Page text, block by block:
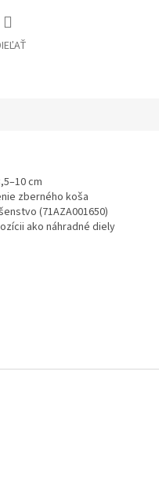
cm
zberného koša
(71AZA001650)
ako náhradné diely